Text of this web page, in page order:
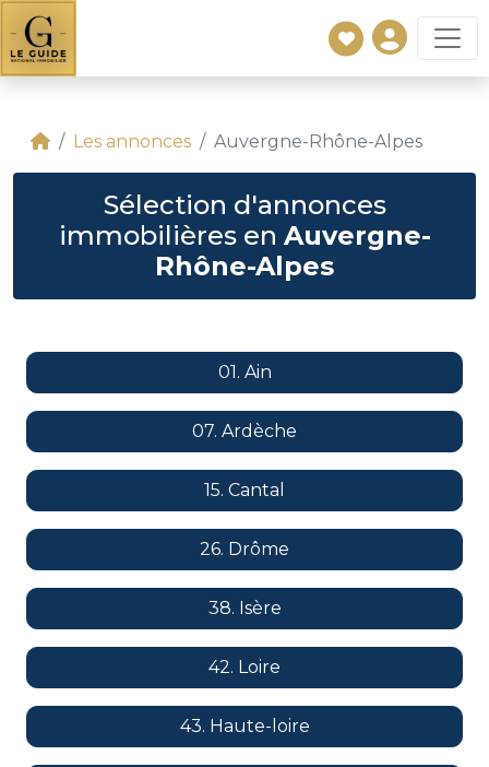
Les annonces Auvergne-Rhône-Alpes
Sélection d'annonces
immobilières en Auvergne-
Rhône-Alpes
01. Ain
07. Ardèche
15. Cantal
26. Drôme
38. Isère
42. Loire
43. Haute-loire